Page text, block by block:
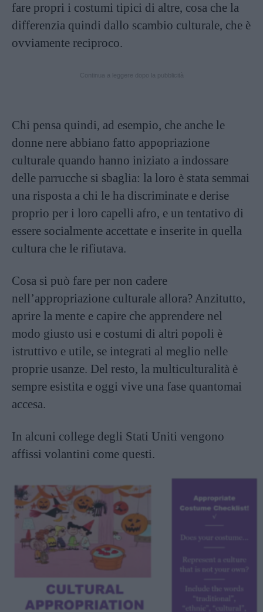
fare propri i costumi tipici di altre, cosa che la
differenzia quindi dallo scambio culturale, che è
ovviamente reciproco.
Chi pensa quindi, ad esempio, che anche le
donne nere abbiano fatto appopriazione
culturale quando hanno iniziato a indossare
delle parrucche si sbaglia: la loro è stata semmai
una risposta a chi le ha discriminate e derise
proprio per i loro capelli afro, e un tentativo di
essere socialmente accettate e inserite in quella
cultura che le rifiutava.
Cosa si può fare per non cadere
nell’appropriazione culturale allora? Anzitutto,
aprire la mente e capire che apprendere nel
modo giusto usi e costumi di altri popoli è
istruttivo e utile, se integrati al meglio nelle
proprie usanze. Del resto, la multiculturalità è
sempre esistita e oggi vive una fase quantomai
accesa.
In alcuni college degli Stati Uniti vengono
affissi volantini come questi.